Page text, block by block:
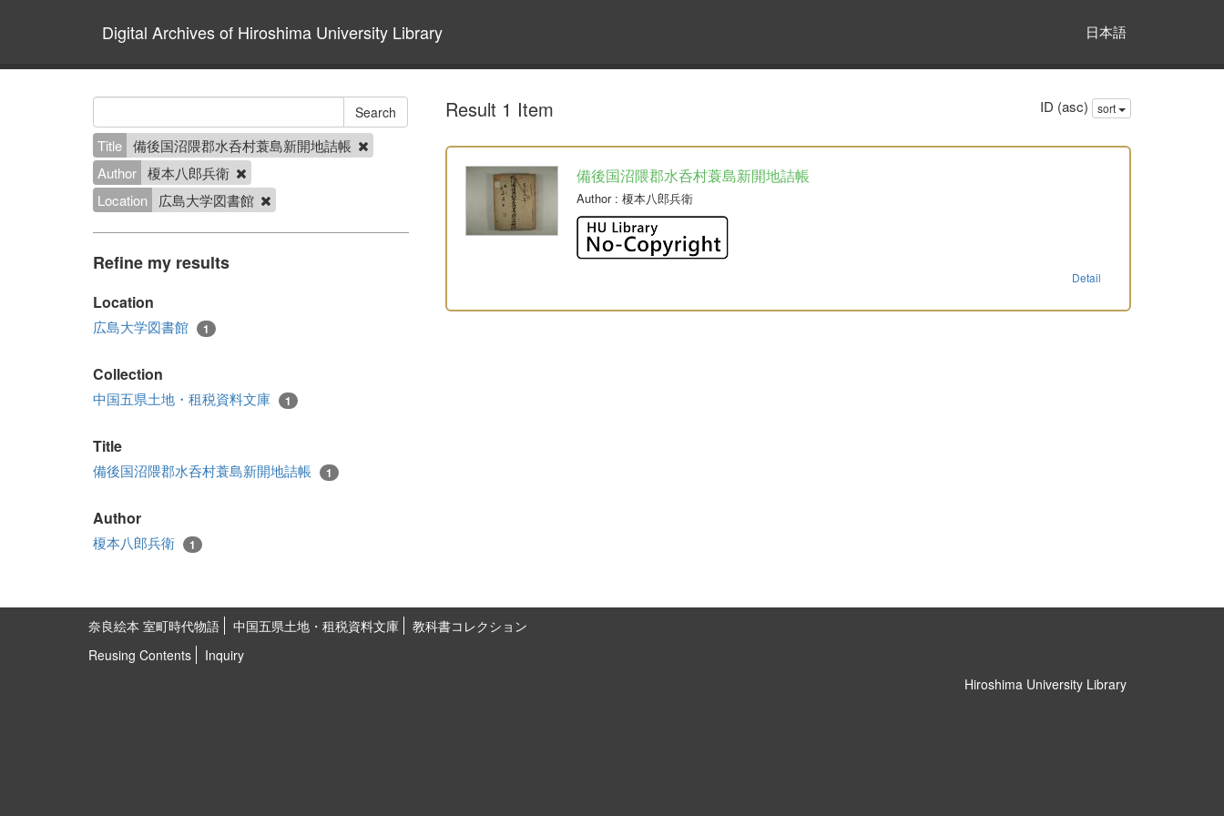
Digital Archives of Hiroshima University Library 日本語
Title 備後国沼隈郡水呑村蓑島新開地詰帳
Author 榎本八郎兵衛
Location
広島大学図書館
Refine my results
Location
広島大学図書館 1
Collection
中国五県土地・租税資料文庫 1
Title
備後国沼隈郡水呑村蓑島新開地詰帳 1
Author
榎本八郎兵衛 1
Result 1 Item ID (asc) sort
備後国沼隈郡水呑村蓑島新開地詰帳
Author: 榎本八郎兵衛
Detail
奈良絵本 室町時代物語 中国五県土地・租税資料文庫
教科書コレクション
Reusing Contents
Inquiry
Hiroshima University Library